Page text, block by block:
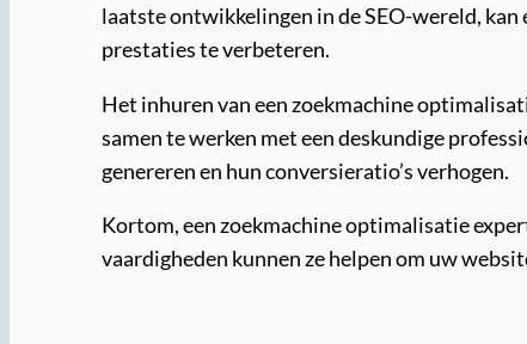
laatste ontwikkelingen in de SEO-wereld,
prestaties te verbeteren.
Het inhuren van een zoekmachine
samen te werken met een deskundige
genereren en hun conversieratio’s verhogen.
Kortom, een zoekmachine optimalisatie
vaardigheden kunnen ze helpen om uw